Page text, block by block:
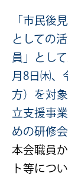
「市民後
としての
員」とし
月8日㈭、
方）を対
立支援事
めの研修
本会職員
ト等につ